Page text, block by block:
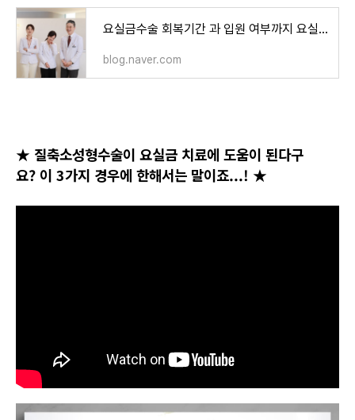
요실금수술 회복기간 과 입원 여부까지 요실금 단골 질문 총정리!
blog.naver.com
★ 질축소성형수술이 요실금 치료에 도움이 된다구
요? 이 3가지 경우에 한해서는 말이죠...! ★